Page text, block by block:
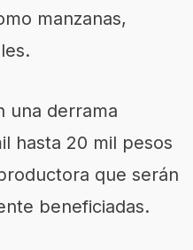
manzanas,
una derrama
hasta 20 mil pesos
que serán
beneficiadas.